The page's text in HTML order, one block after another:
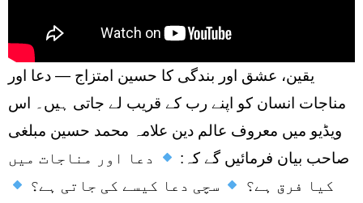
یقین، عشق اور بندگی کا حسین امتزاج — دعا اور
مناجات انسان کو اپنے رب کے قریب لے جاتی ہیں۔ اس
ویڈیو میں معروف عالم دین علامہ محمد حسین مبلغی
صاحب بیان فرمائیں گے کہ:
دعا اور مناجات میں
کیا فرق ہے؟
سچی دعا کیسے کی جاتی ہے؟